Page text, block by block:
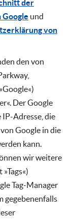
der
und
von
den von
Der Google
IP-Adresse, die
Google in die
kann.
wir weitere
Tag-Manager
gegebenenfalls